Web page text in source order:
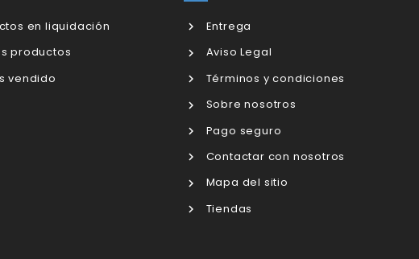
en liquidación
productos
vendido
Entrega
Aviso Legal
Términos y condiciones
Sobre nosotros
Pago seguro
Contactar con nosotros
Mapa del sitio
Tiendas